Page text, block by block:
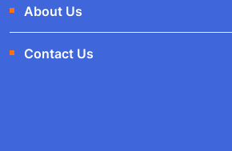
About Us
Contact Us